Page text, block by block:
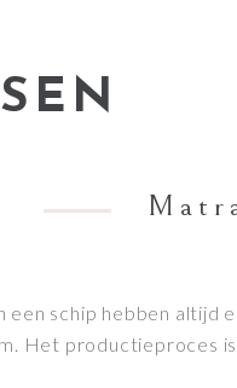
een schip hebben altijd
Het productieproces